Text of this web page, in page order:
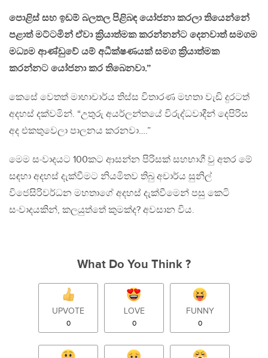
පොළිස් සහ ඉඩම් බලතල පිළිබඳ යෝජනා කරලා තියෙන්නේ
පළාත් මට්ටමින් ඒවා ක්‍රියාත්මක කරන්නන්ට දෙනවාත් සමගම
මධ්‍යම ආණ්ඩුවේ යම් අධීක්ෂණයක් සමග ක්‍රියාත්මක
කරන්නට යෝජනා කර තිබෙනවා.”
කෙසේ වෙතත් මාහාචාර්ය තිස්ස විතාරණ මහතා වැඩි දුරටත්
අදහස් දක්වමින්. “උතුරු අයර්ලන්තයේ විරුද්ධවාදීන් දෙපිරිස
අද එකතුවෙලා පාලනය කරනවා….”
මෙම සංවාදයට 100කට ආසන්න පිරිසක් සහභාගී වු අතර මේ
සඳහා අදහස් දැක්වීමට නියමිතව තිබු අචාර්ය සුනිල්
විජෙසිරිවර්ධන මහතාගේ අදහස් දැක්වීමෙන් පසු කෙටි
සංවාදයකින්, කලයුත්තේ කුමක්ද? අවසාන විය.
What Do You Think ?
UPVOTE
0
LOVE
0
FUNNY
0